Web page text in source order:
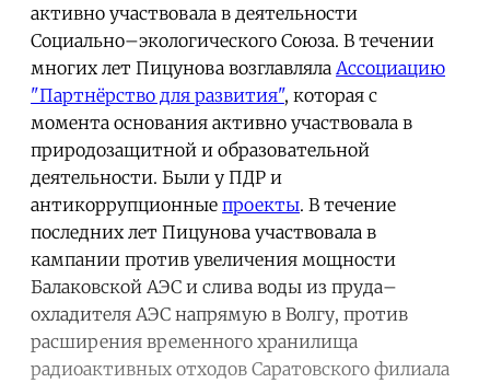
активно участвовала в деятельности
Социально–экологического Союза. В течении
многих лет Пицунова возглавляла Ассоциацию
"Партнёрство для развития", которая с
момента основания активно участвовала в
природозащитной и образовательной
деятельности. Были у ПДР и
антикоррупционные проекты. В течение
последних лет Пицунова участвовала в
кампании против увеличения мощности
Балаковской АЭС и слива воды из пруда–
охладителя АЭС напрямую в Волгу, против
расширения временного хранилища
радиоактивных отходов Саратовского филиала